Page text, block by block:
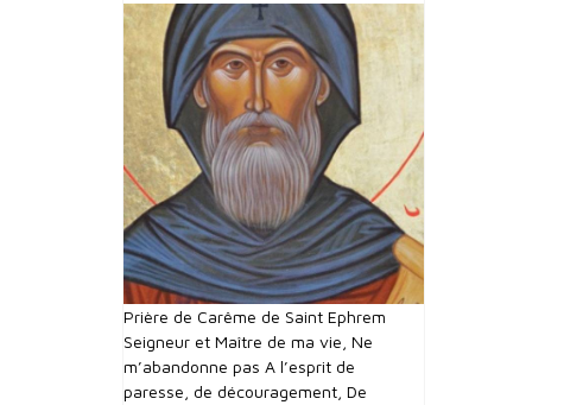
Prière de Carême de Saint Ephrem
Seigneur et Maître de ma vie, Ne
m’abandonne pas A l’esprit de
paresse, de découragement, De